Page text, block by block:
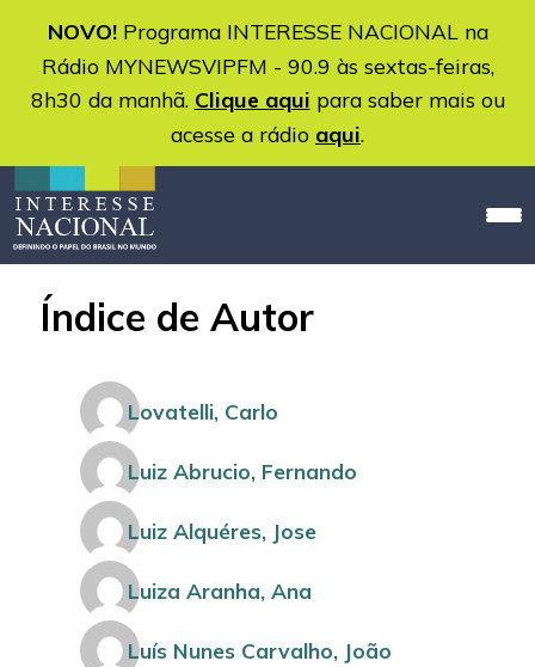
NOVO!Programa INTERESSE NACIONAL na
Rádio MYNEWSVIPFM - 90.9 às sextas-feiras,
8h30 da manhã. Clique aqui para saber mais ou
acesse a rádio aqui.
Índice de Autor
Lovatelli, Carlo
Luiz Abrucio, Fernando
Luiz Alquéres, Jose
Luiza Aranha, Ana
Luís Nunes Carvalho, João